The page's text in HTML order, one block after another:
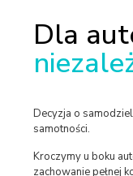
Dla
Decyzja o
samotności.
Kroczymy u boku
zachowanie pełnej